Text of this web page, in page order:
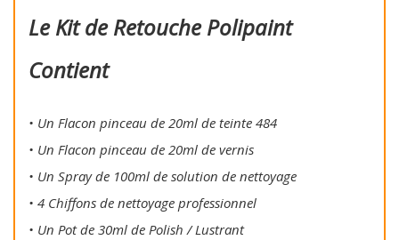
Le Kit de Retouche Polipaint
Contient
• Un Flacon pinceau de 20ml de teinte 484
• Un Flacon pinceau de 20ml de vernis
• Un Spray de 100ml de solution de nettoyage
• 4 Chiffons de nettoyage professionnel
• Un Pot de 30ml de Polish / Lustrant